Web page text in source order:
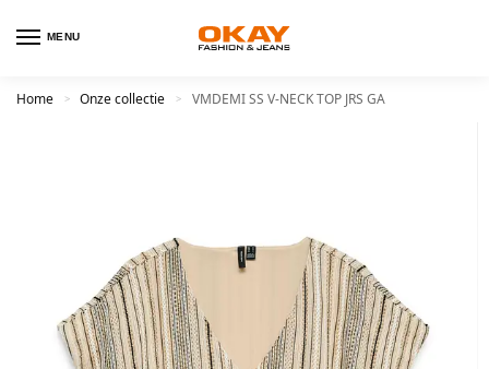
MENU
Home > Onze collectie > VMDEMI SS V-NECK TOP JRS GA